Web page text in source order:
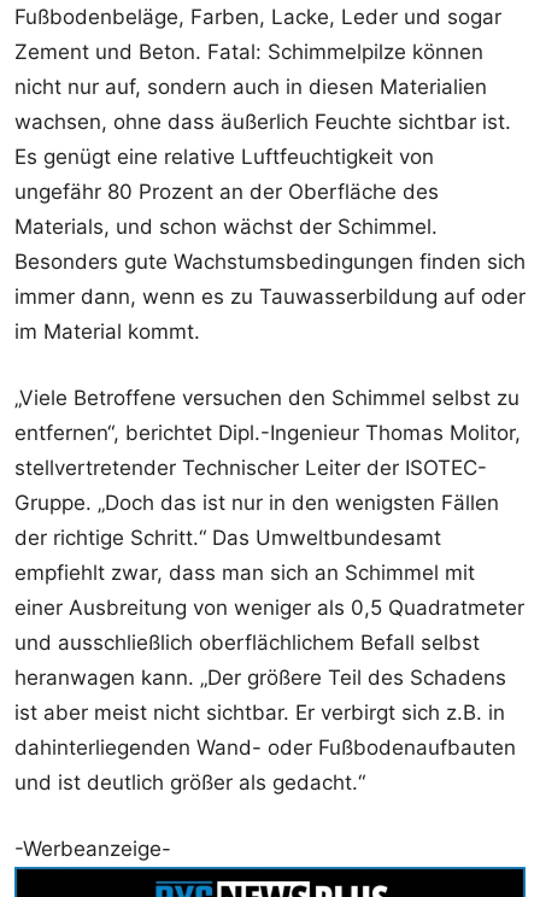
Fußbodenbeläge, Farben, Lacke, Leder und sogar
Zement und Beton. Fatal: Schimmelpilze können
nicht nur auf, sondern auch in diesen Materialien
wachsen, ohne dass äußerlich Feuchte sichtbar ist.
Es genügt eine relative Luftfeuchtigkeit von
ungefähr 80 Prozent an der Oberfläche des
Materials, und schon wächst der Schimmel.
Besonders gute Wachstumsbedingungen finden sich
immer dann, wenn es zu Tauwasserbildung auf oder
im Material kommt.
„Viele Betroffene versuchen den Schimmel selbst zu
entfernen“, berichtet Dipl.-Ingenieur Thomas Molitor,
stellvertretender Technischer Leiter der ISOTEC-
Gruppe. „Doch das ist nur in den wenigsten Fällen
der richtige Schritt.“ Das Umweltbundesamt
empfiehlt zwar, dass man sich an Schimmel mit
einer Ausbreitung von weniger als 0,5 Quadratmeter
und ausschließlich oberflächlichem Befall selbst
heranwagen kann. „Der größere Teil des Schadens
ist aber meist nicht sichtbar. Er verbirgt sich z.B. in
dahinterliegenden Wand- oder Fußbodenaufbauten
und ist deutlich größer als gedacht.“
-Werbeanzeige-